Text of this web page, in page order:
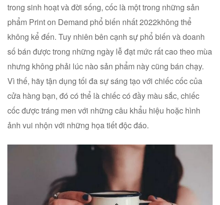
trong sinh hoạt và đời sống, cốc là một trong những sản
phẩm Print on Demand phổ biến nhất 2022không thể
không kể đến. Tuy nhiên bên cạnh sự phổ biến và doanh
số bán được trong những ngày lễ đạt mức rất cao theo mùa
nhưng không phải lúc nào sản phẩm này cũng bán chạy.
Vì thế, hãy tận dụng tối đa sự sáng tạo với chiếc cốc của
cửa hàng bạn, đó có thể là chiếc có đầy màu sắc, chiếc
cốc được tráng men với những câu khẩu hiệu hoặc hình
ảnh vui nhộn với những họa tiết độc đáo.